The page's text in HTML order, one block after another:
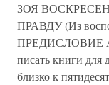
ЗОЯ
ПРАВДУ (Из
ПРЕДИСЛОВИЕ
писать книги для
близко к